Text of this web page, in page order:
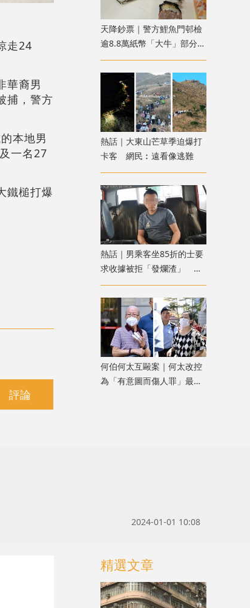
走24
華裔男
捕，警方
本地男
一名27
鐵槌打爆
評論
天降鈔票｜警方鯉魚門邨檢
逾8.8萬紙幣「大牛」部分被
燒焦 列刑毀案處理
熱話｜大東山芒草季迫爆打
卡客 網民︰遠看像逃難
熱話｜男乘客坐85折的士要
求收據被拒「發爛渣」 網
民：不應小事化大
何伯何太互毆案｜何太改控
為「有意圖而傷人罪」最高
2024-01-01 10:08
精選文章